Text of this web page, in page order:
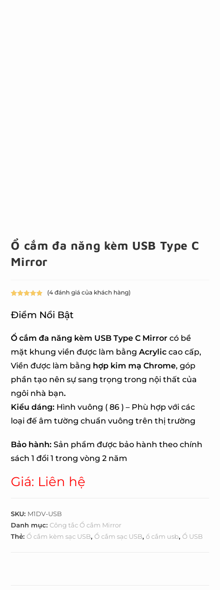
Ổ cắm đa năng kèm USB Type C
Mirror
dựa trên
(4 đánh giá của khách hàng)
Điểm Nổi Bật
Ổ cắm đa năng kèm USB Type C Mirror có bề
mặt khung viền được làm bằngAcrylic cao cấp,
Viền được làm bằng hợp kim mạ Chrome, góp
phần tạo nên sự sang trọng trong nội thất của
ngôi nhà bạn.
Kiểu dáng: Hình vuông ( 86 ) – Phù hợp với các
loại đế âm tường chuẩn vuông trên thị trường
Bảo hành:Sản phẩm được bảo hành theo chính
sách 1 đổi 1 trong vòng 2 năm
Giá: Liên hệ
SKU: M1DV-USB
Danh mục:Công tắc Ổ cắm Mirror
Thẻ:Ổ cắm kèm sạc USB,Ổ cắm sạc USB,ổ cắm usb,Ổ USB